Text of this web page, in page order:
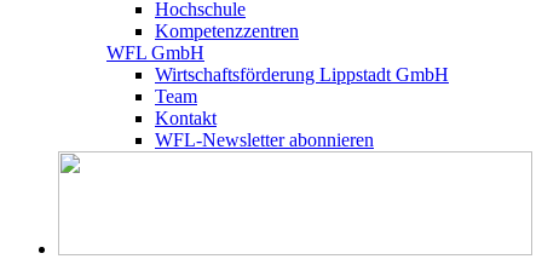
Hochschule
Kompetenzzentren
WFL GmbH
Wirtschaftsförderung Lippstadt GmbH
Team
Kontakt
WFL-Newsletter abonnieren